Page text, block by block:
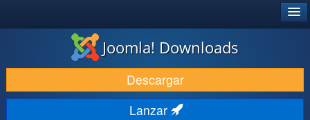
DESCARGAR
DESCUBRE Y APRENDE
Joomla! Downloads
Descargar
Lanzar